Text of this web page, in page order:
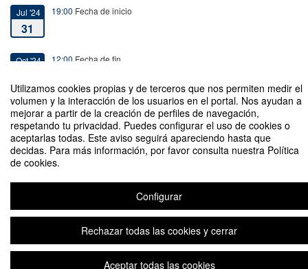
Utilizamos cookies propias y de terceros que nos permiten medir el
volumen y la interacción de los usuarios en el portal. Nos ayudan a
mejorar a partir de la creación de perfiles de navegación,
respetando tu privacidad. Puedes configurar el uso de cookies o
aceptarlas todas. Este aviso seguirá apareciendo hasta que
decidas. Para más información, por favor consulta nuestra Política
de cookies.
Configurar
Rechazar todas las cookies y cerrar
Aceptar todas las cookies
Jul '24
31
19:00 Fecha de inicio
Oct '24 12:00 Fecha de fin
Inauguración Muestra de Alumnos de Pintura y Grabado, Taller
ARTIMAULE
Contacto
Plataforma de organización de eventos Symposium